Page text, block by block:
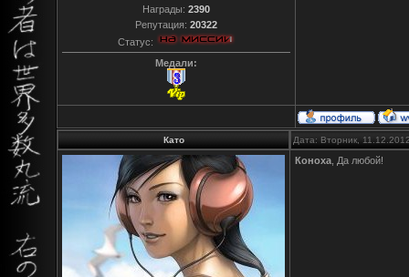
Награды: 2390
Репутация: 20322
Статус:
Медали:
Като Дата: Вторник,
Коноха , Да любой!